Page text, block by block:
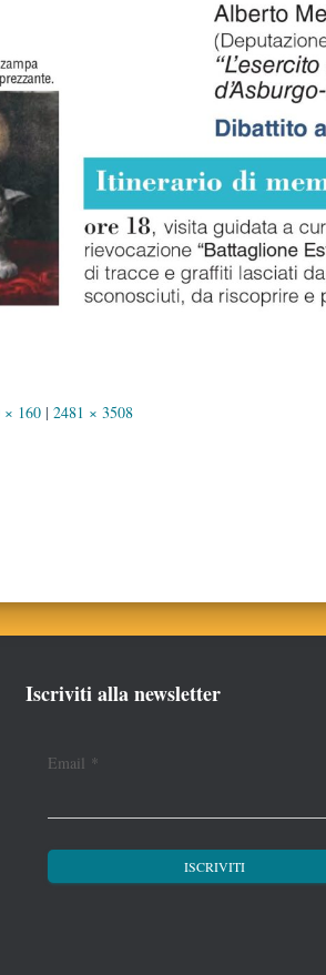
× 160 | 2481 × 3508
Iscriviti alla newsletter
Email *